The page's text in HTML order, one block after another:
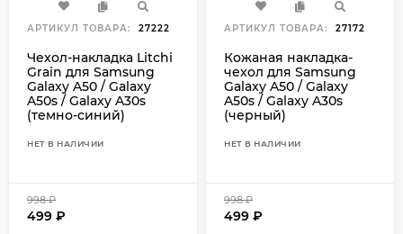
АРТИКУЛ ТОВАРА: 27222
Чехол-накладка Litchi
Grain для Samsung
Galaxy A50 / Galaxy
A50s / Galaxy A30s
(темно-синий)
НЕТ В НАЛИЧИИ
998₽
499 ₽
АРТИКУЛ ТОВАРА: 27172
Кожаная накладка-
чехол для Samsung
Galaxy A50 / Galaxy
A50s / Galaxy A30s
(черный)
НЕТ В НАЛИЧИИ
998₽
499 ₽